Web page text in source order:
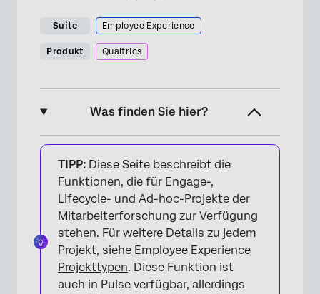
Suite Employee Experience
Produkt Qualtrics
Was finden Sie hier?
Informationen zum Abschnitt „Teilnehmer“
Dropdown-Optionen Teilnehmer:in
Teilnehmer exportieren
Eindeutige IDs aktualisieren
TIPP: Diese Seite beschreibt die
Funktionen, die für Engage-,
Lifecycle- und Ad-hoc-Projekte der
Mitarbeiterforschung zur Verfügung
stehen. Für weitere Details zu jedem
Projekt, siehe Employee Experience
Projekttypen. Diese Funktion ist
auch in Pulse verfügbar, allerdings